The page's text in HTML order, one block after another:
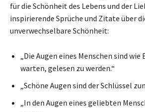
für die Schönheit des Lebens und der
inspirierende Sprüche und Zitate über
unverwechselbare Schönheit:
„Die Augen eines Menschen sind
warten, gelesen zu werden.“
„Schöne Augen sind der Schlüssel
„In den Augen eines geliebten